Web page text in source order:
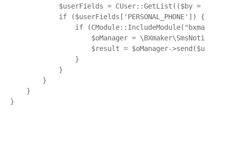
$userFields = CUser::GetList(($by =
            if ($userFields['PERSONAL_PHONE']) {
if
$oManager =
$result = $oManager-
                }
            }
        }
    }
}